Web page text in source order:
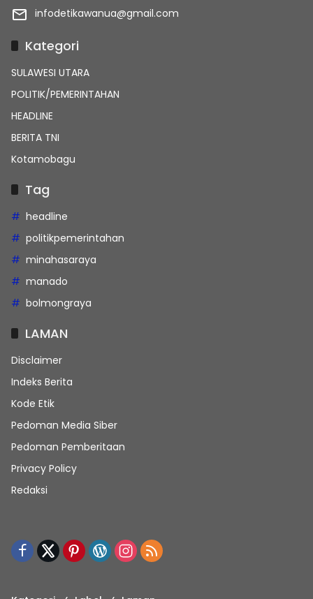
infodetikawanua@gmail.com
Kategori
SULAWESI UTARA
POLITIK/PEMERINTAHAN
HEADLINE
BERITA TNI
Kotamobagu
Tag
headline
politikpemerintahan
minahasaraya
manado
bolmongraya
LAMAN
Disclaimer
Indeks Berita
Kode Etik
Pedoman Media Siber
Pedoman Pemberitaan
Privacy Policy
Redaksi